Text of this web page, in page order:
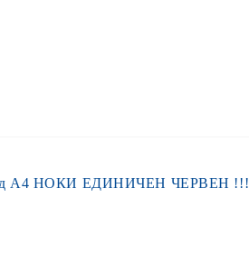
А4 НОКИ ЕДИНИЧЕН ЧЕРВЕН !!!